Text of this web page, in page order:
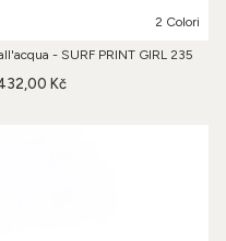
2 Colori
- SURF PRINT GIRL 235
Kč